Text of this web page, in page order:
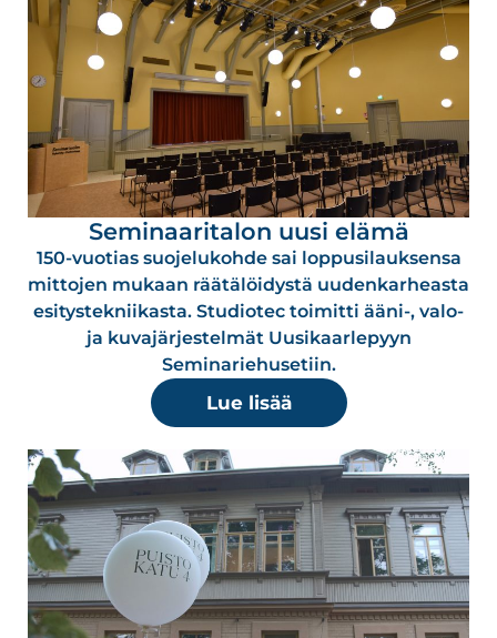
Seminaaritalon uusi elämä
150-vuotias suojelukohde sai loppusilauksensa
mittojen mukaan räätälöidystä uudenkarheasta
esitystekniikasta. Studiotec toimitti ääni-, valo-
ja kuvajärjestelmät Uusikaarlepyyn
Seminariehusetiin.
Lue lisää